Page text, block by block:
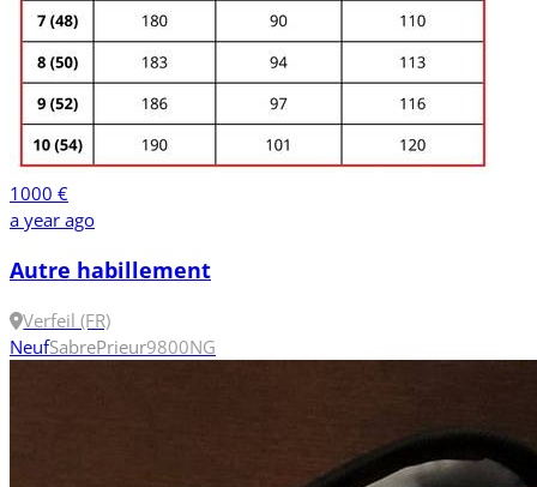
1000 €
a year ago
Autre habillement
Verfeil (FR)
NeufSabrePrieur9800NG